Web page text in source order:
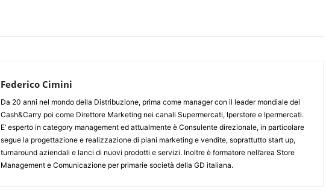
Federico Cimini
Da 20 anni nel mondo della Distribuzione, prima come manager con il leader mondiale del
Cash&Carry poi come Direttore Marketing nei canali Supermercati, Iperstore e Ipermercati.
E’ esperto in category management ed attualmente è Consulente direzionale, in particolare
segue la progettazione e realizzazione di piani marketing e vendite, soprattutto start up,
turnaround aziendali e lanci di nuovi prodotti e servizi. Inoltre è formatore nell’area Store
Management e Comunicazione per primarie società della GD italiana.